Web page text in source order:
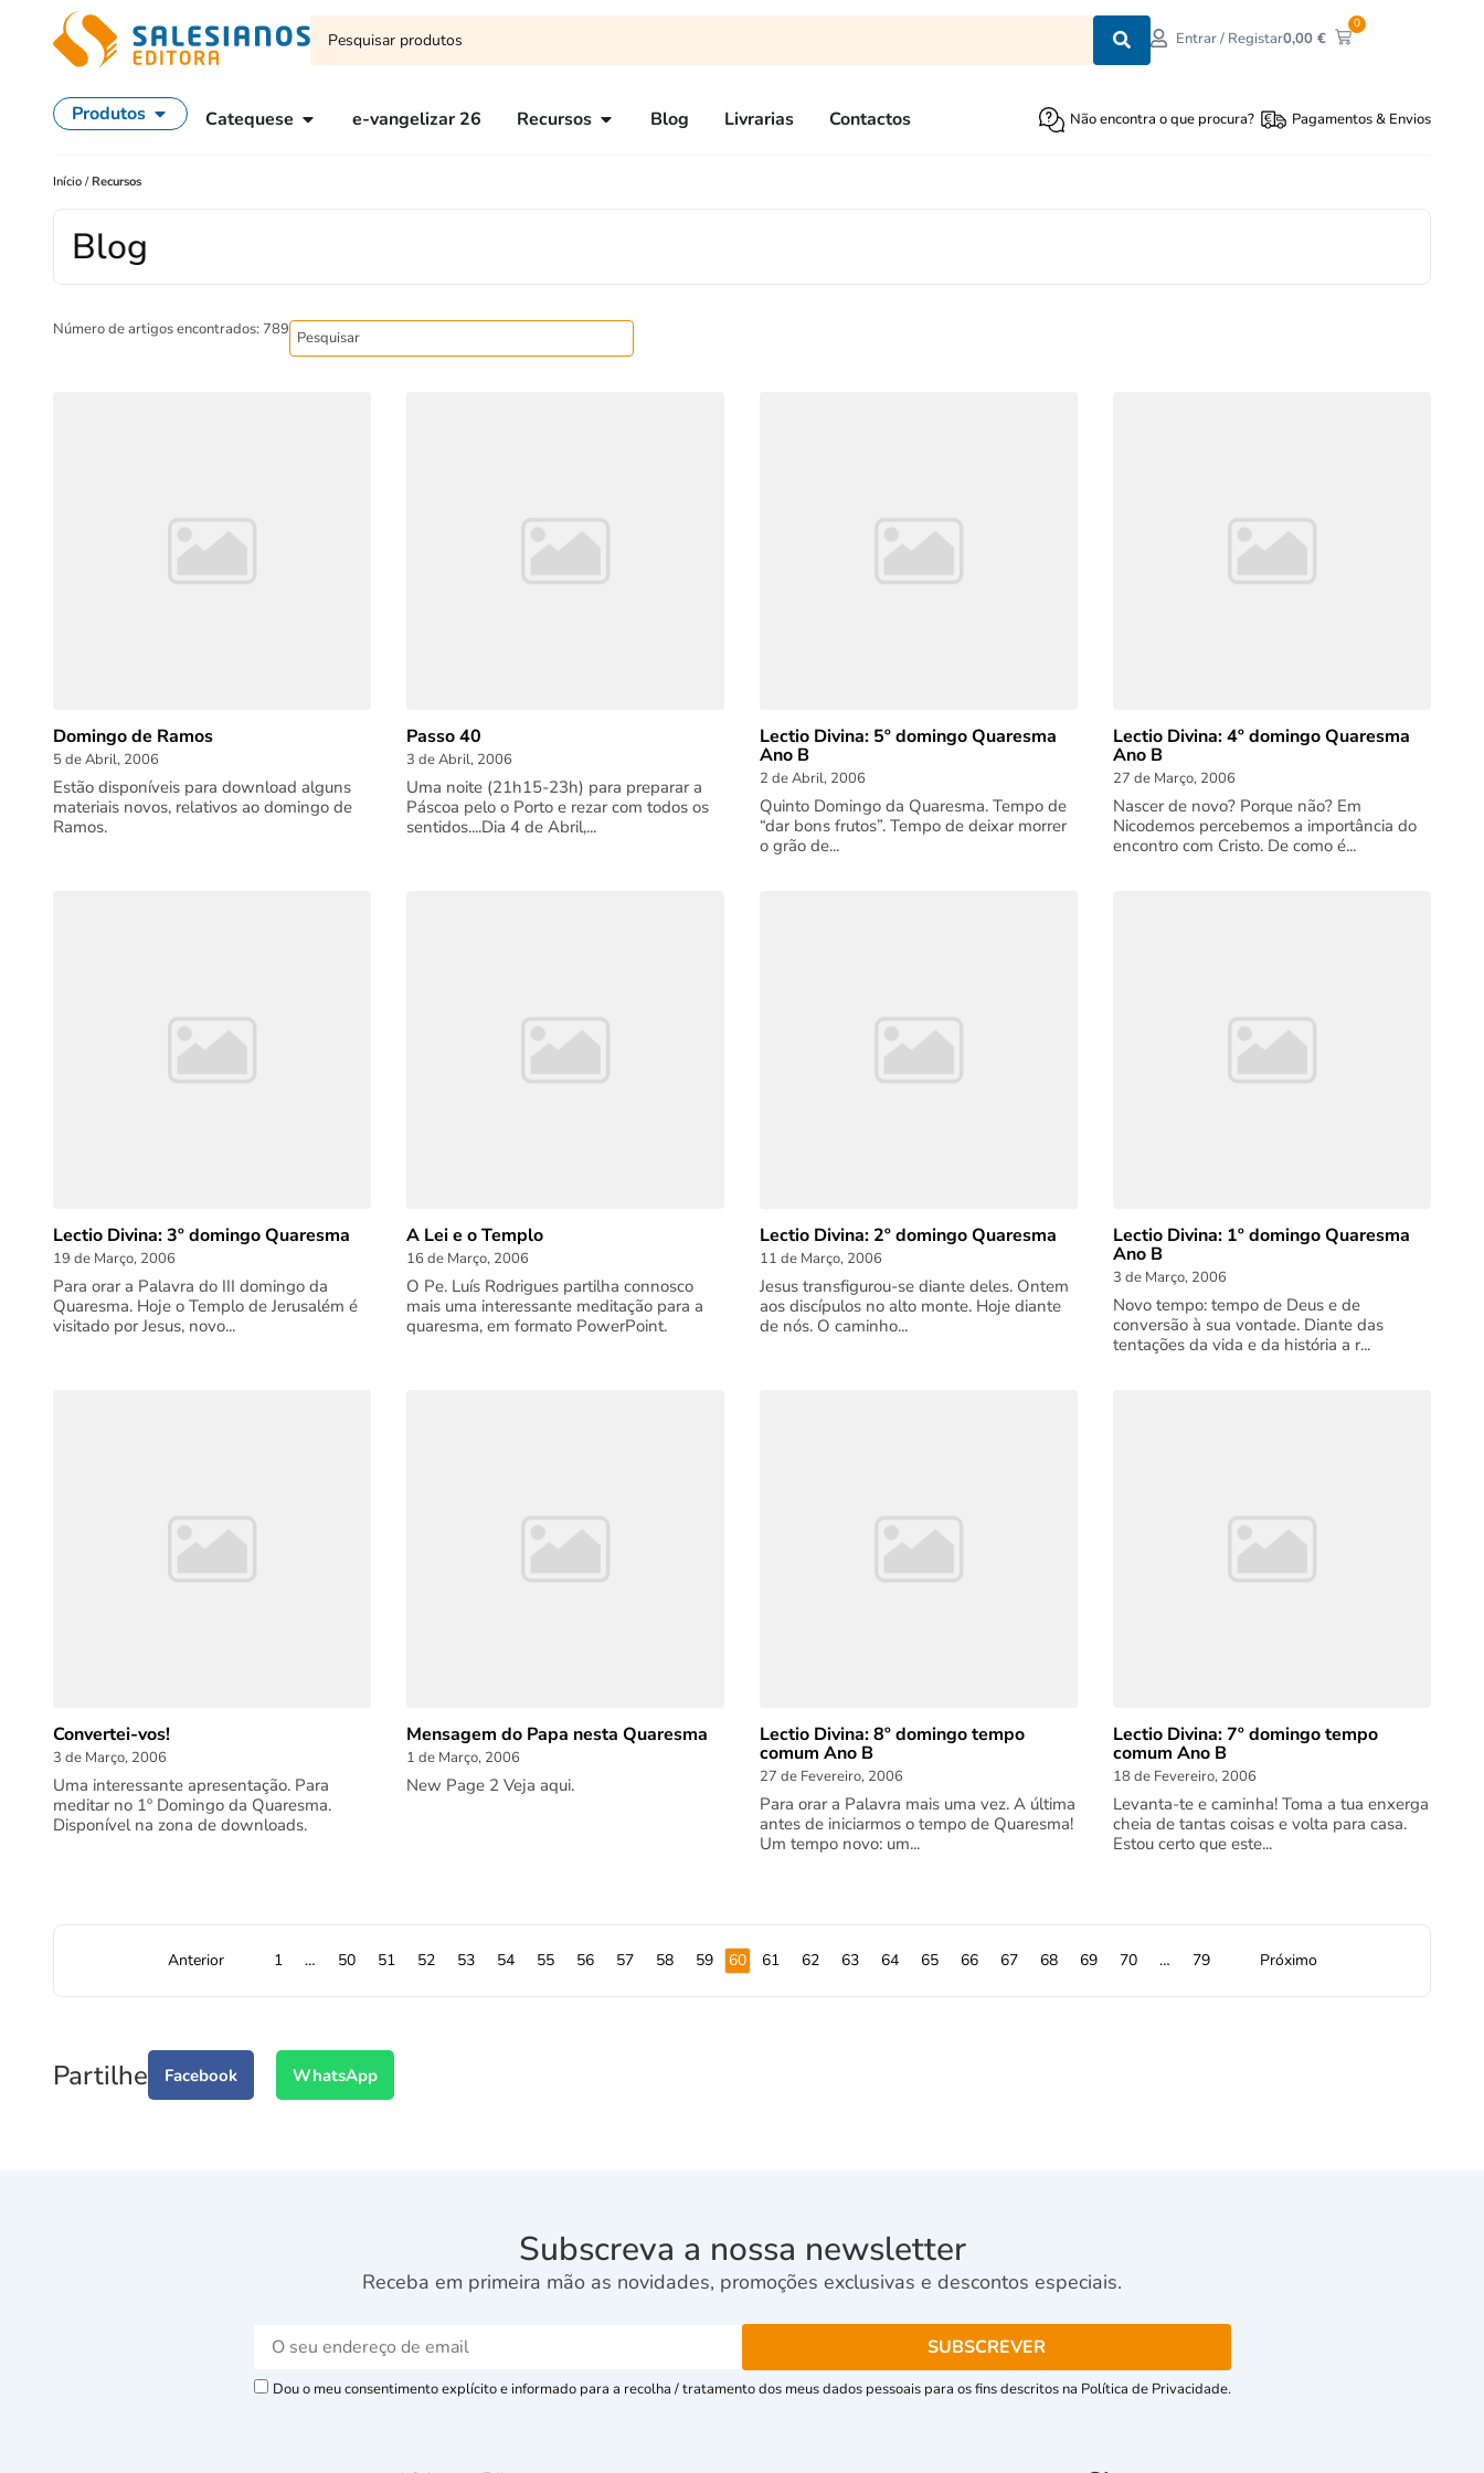
Entrar / Registar0,00€
0
Produtos Catequese e-vangelizar 26 Recursos Blog Livrarias Contactos Não encontra o que procura? Pagamentos & Envios
Início /Recursos
Blog
Número de artigos encontrados: 789
Domingo de Ramos
5 de Abril, 2006
Estão disponíveis para download alguns
materiais novos, relativos ao domingo de
Ramos.
Passo 40
3 de Abril, 2006
Uma noite (21h15-23h) para preparar a
Páscoa pelo o Porto e rezar com todos os
sentidos....Dia 4 de Abril,...
Lectio Divina: 5º domingo Quaresma
Ano B
2 de Abril, 2006
Quinto Domingo da Quaresma. Tempo de
“dar bons frutos”. Tempo de deixar morrer
o grão de...
Lectio Divina: 4º domingo Quaresma
Ano B
27 de Março, 2006
Nascer de novo? Porque não? Em
Nicodemos percebemos a importância do
encontro com Cristo. De como é...
Lectio Divina: 3º domingo Quaresma
19 de Março, 2006
Para orar a Palavra do III domingo da
Quaresma. Hoje o Templo de Jerusalém é
visitado por Jesus, novo...
A Lei e o Templo
16 de Março, 2006
O Pe. Luís Rodrigues partilha connosco
mais uma interessante meditação para a
quaresma, em formato PowerPoint.
Lectio Divina: 2º domingo Quaresma
11 de Março, 2006
Jesus transfigurou-se diante deles. Ontem
aos discípulos no alto monte. Hoje diante
de nós. O caminho...
Lectio Divina: 1º domingo Quaresma
Ano B
3 de Março, 2006
Novo tempo: tempo de Deus e de
conversão à sua vontade. Diante das
tentações da vida e da história a r...
Convertei-vos!
3 de Março, 2006
Uma interessante apresentação. Para
meditar no 1º Domingo da Quaresma.
Disponível na zona de downloads.
Mensagem do Papa nesta Quaresma
1 de Março, 2006
New Page 2 Veja aqui.
Lectio Divina: 8º domingo tempo
comum Ano B
27 de Fevereiro, 2006
Para orar a Palavra mais uma vez. A última
antes de iniciarmos o tempo de Quaresma!
Um tempo novo: um...
Lectio Divina: 7º domingo tempo
comum Ano B
18 de Fevereiro, 2006
Levanta-te e caminha! Toma a tua enxerga
cheia de tantas coisas e volta para casa.
Estou certo que este...
Anterior 1 … 50 51 52 53 54 55 56 57 58 59 60 61 62 63 64 65 66 67 68 69 70 … 79 Próximo
Partilhe Facebook WhatsApp
Subscreva a nossa newsletter
Receba em primeira mão as novidades, promoções exclusivas e descontos especiais.
Dou o meu consentimento explícito e informado para a recolha / tratamento dos meus dados pessoais para os fins descritos na Política de Privacidade.